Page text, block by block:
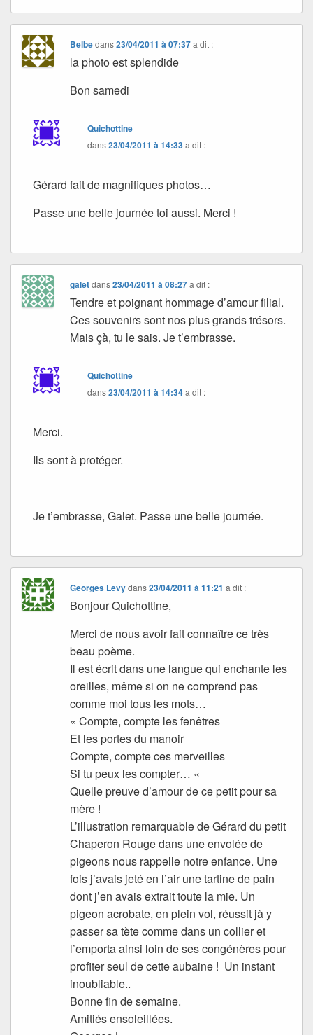
Belbedans23/04/2011 à 07:37 a dit :
la photo est splendide
Bon samedi
Quichottine
dans23/04/2011 à 14:33a dit :
Gérard fait de magnifiques photos…
Passe une belle journée toi aussi. Merci !
galetdans23/04/2011 à 08:27 a dit :
Tendre et poignant hommage d’amour filial.
Ces souvenirs sont nos plus grands trésors.
Mais çà, tu le sais. Je t’embrasse.
Quichottine
dans23/04/2011 à 14:34a dit :
Merci.
Ils sont à protéger.
Je t’embrasse, Galet. Passe une belle journée.
Georges Levydans23/04/2011 à 11:21 a dit :
Bonjour Quichottine,
Merci de nous avoir fait connaître ce très
beau poème.
Il est écrit dans une langue qui enchante les
oreilles, même si on ne comprend pas
comme moi tous les mots…
« Compte, compte les fenêtres
Et les portes du manoir
Compte, compte ces merveilles
Si tu peux les compter… «
Quelle preuve d’amour de ce petit pour sa
mère !
L’illustration remarquable de Gérard du petit
Chaperon Rouge dans une envolée de
pigeons nous rappelle notre enfance. Une
fois j’avais jeté en l’air une tartine de pain
dont j’en avais extrait toute la mie. Un
pigeon acrobate, en plein vol, réussit jà y
passer sa tète comme dans un collier et
l’emporta ainsi loin de ses congénères pour
profiter seul de cette aubaine ! Un instant
inoubliable..
Bonne fin de semaine.
Amitiés ensoleillées.